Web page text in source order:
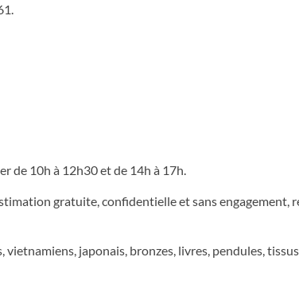
de 10h à 12h30 et de 14h à 17h.
gratuite, confidentielle et sans engagement,
japonais, bronzes, livres, pendules,